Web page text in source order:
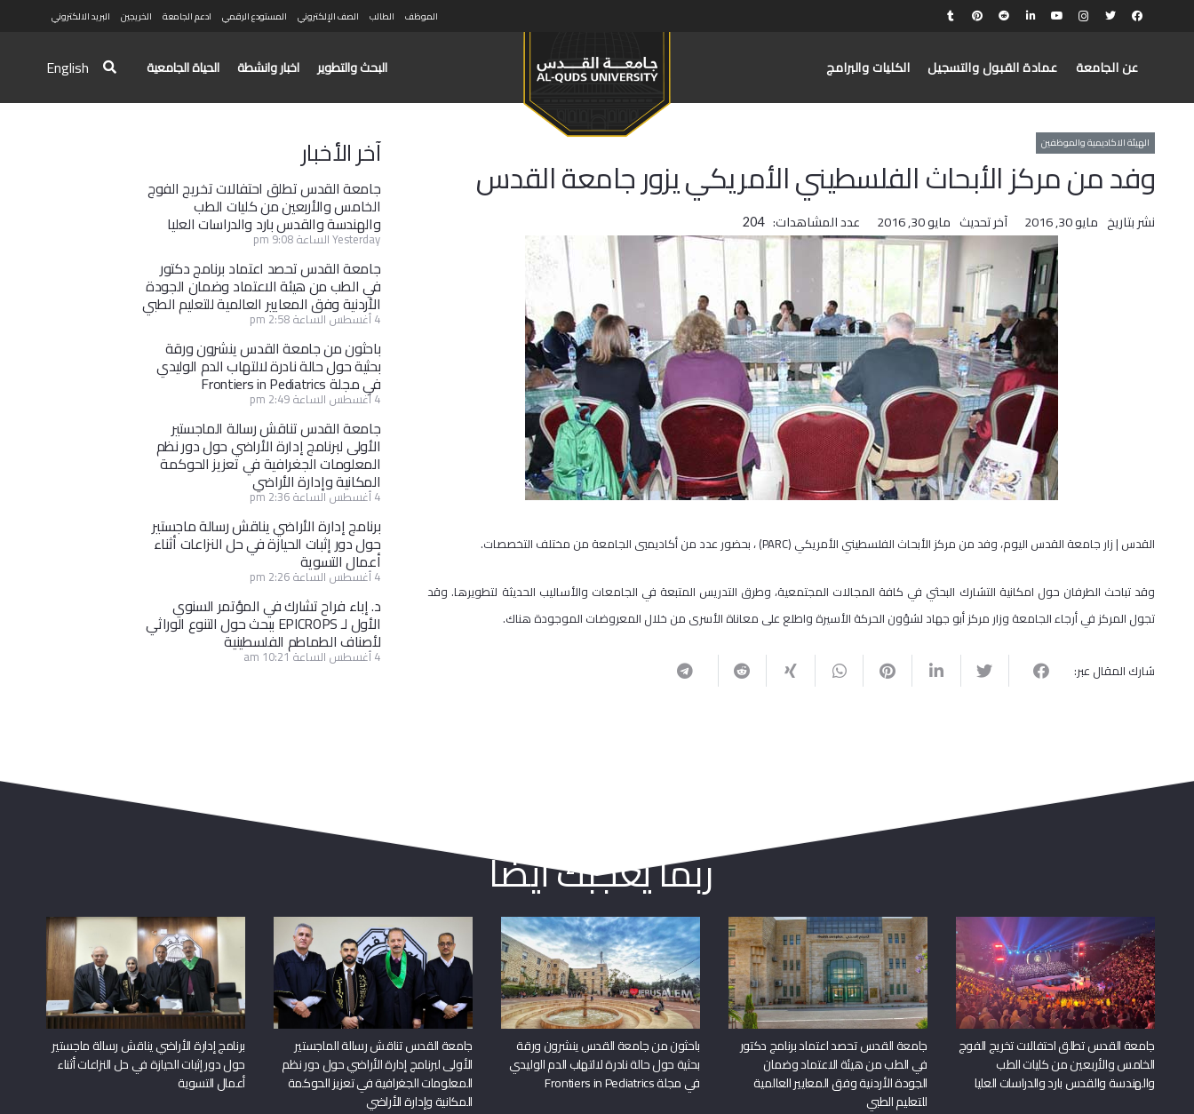
الموظف الطالب الصف الإلكتروني المستودع الرقمي ادعم الجامعة الخريجين البريد الالكتروني
عن الجامعة عمادة القبول والتسجيل الكليات والبرامج البحث والتطوير اخبار وانشطة الحياة الجامعية English
الهيئة الاكاديمية والموظفين
وفد من مركز الأبحاث الفلسطيني الأمريكي يزور جامعة القدس
نشر بتاريخ مايو 30, 2016 آخر تحديث مايو 30, 2016 عدد المشاهدات: 204
القدس | زار جامعة القدس اليوم، وفد من مركز الأبحاث الفلسطيني الأمريكي (PARC) ، بحضور عدد من أكاديميي الجامعة من مختلف التخصصات.
وقد تباحث الطرفان حول امكانية التشارك البحثي في كافة المجالات المجتمعية، وطرق التدريس المتبعة في الجامعات والأساليب الحديثة لتطويرها. وقد
تجول المركز في أرجاء الجامعة وزار مركز أبو جهاد لشؤون الحركة الأسيرة واطلع على معاناة الأسرى من خلال المعروضات الموجودة هناك.
شارك المقال عبر:
آخر الأخبار
جامعة القدس تطلق احتفالات تخريج الفوج
الخامس والأربعين من كليات الطب
والهندسة والقدس بارد والدراسات العليا
Yesterday الساعة 9:08 pm
جامعة القدس تحصد اعتماد برنامج دكتور
في الطب من هيئة الاعتماد وضمان الجودة
الأردنية وفق المعايير العالمية للتعليم الطبي
4 أغسطس الساعة 2:58 pm
باحثون من جامعة القدس ينشرون ورقة
بحثية حول حالة نادرة لالتهاب الدم الوليدي
في مجلة Frontiers in Pediatrics
4 أغسطس الساعة 2:49 pm
جامعة القدس تناقش رسالة الماجستير
الأولى لبرنامج إدارة الأراضي حول دور نظم
المعلومات الجغرافية في تعزيز الحوكمة
المكانية وإدارة الأراضي
4 أغسطس الساعة 2:36 pm
برنامج إدارة الأراضي يناقش رسالة ماجستير
حول دور إثبات الحيازة في حل النزاعات أثناء
أعمال التسوية
4 أغسطس الساعة 2:26 pm
د. إباء فراح تشارك في المؤتمر السنوي
الأول لـ EPICROPS ببحث حول التنوع الوراثي
لأصناف الطماطم الفلسطينية
4 أغسطس الساعة 10:21 am
ربما يعجبك أيضا
جامعة القدس تطلق احتفالات تخريج الفوج
الخامس والأربعين من كليات الطب
والهندسة والقدس بارد والدراسات العليا
جامعة القدس تحصد اعتماد برنامج دكتور
في الطب من هيئة الاعتماد وضمان
الجودة الأردنية وفق المعايير العالمية
للتعليم الطبي
باحثون من جامعة القدس ينشرون ورقة
بحثية حول حالة نادرة لالتهاب الدم الوليدي
في مجلة Frontiers in Pediatrics
جامعة القدس تناقش رسالة الماجستير
الأولى لبرنامج إدارة الأراضي حول دور نظم
المعلومات الجغرافية في تعزيز الحوكمة
المكانية وإدارة الأراضي
برنامج إدارة الأراضي يناقش رسالة ماجستير
حول دور إثبات الحيازة في حل النزاعات أثناء
أعمال التسوية